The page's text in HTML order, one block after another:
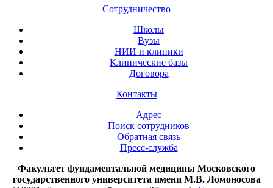
Сотрудничество
Школы
Вузы
НИИ и клиники
Клинические базы
Договора
Контакты
Адрес
Поиск сотрудников
Обратная связь
Пресс-служба
Факультет фундаментальной медицины Московского
государственного университета имени М.В. Ломоносова